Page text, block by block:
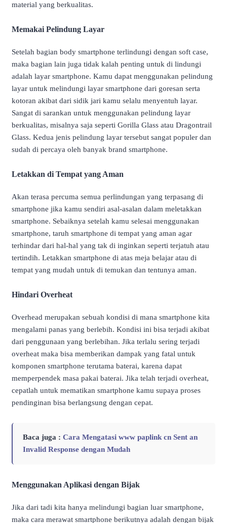
material yang berkualitas.
Memakai Pelindung Layar
Setelah bagian body smartphone terlindungi dengan soft case,
maka bagian lain juga tidak kalah penting untuk di lindungi
adalah layar smartphone. Kamu dapat menggunakan pelindung
layar untuk melindungi layar smartphone dari goresan serta
kotoran akibat dari sidik jari kamu selalu menyentuh layar.
Sangat di sarankan untuk menggunakan pelindung layar
berkualitas, misalnya saja seperti Gorilla Glass atau Dragontrail
Glass. Kedua jenis pelindung layar tersebut sangat populer dan
sudah di percaya oleh banyak brand smartphone.
Letakkan di Tempat yang Aman
Akan terasa percuma semua perlindungan yang terpasang di
smartphone jika kamu sendiri asal-asalan dalam meletakkan
smartphone. Sebaiknya setelah kamu selesai menggunakan
smartphone, taruh smartphone di tempat yang aman agar
terhindar dari hal-hal yang tak di inginkan seperti terjatuh atau
tertindih. Letakkan smartphone di atas meja belajar atau di
tempat yang mudah untuk di temukan dan tentunya aman.
Hindari Overheat
Overhead merupakan sebuah kondisi di mana smartphone kita
mengalami panas yang berlebih. Kondisi ini bisa terjadi akibat
dari penggunaan yang berlebihan. Jika terlalu sering terjadi
overheat maka bisa memberikan dampak yang fatal untuk
komponen smartphone terutama baterai, karena dapat
memperpendek masa pakai baterai. Jika telah terjadi overheat,
cepatlah untuk mematikan smartphone kamu supaya proses
pendinginan bisa berlangsung dengan cepat.
Baca juga : Cara Mengatasi www paplink cn Sent an
Invalid Response dengan Mudah
Menggunakan Aplikasi dengan Bijak
Jika dari tadi kita hanya melindungi bagian luar smartphone,
maka cara merawat smartphone berikutnya adalah dengan bijak